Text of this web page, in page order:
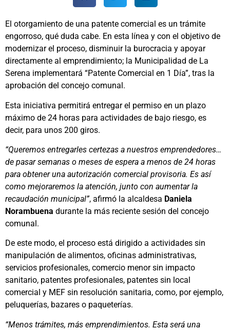
El otorgamiento de una patente comercial es un trámite
engorroso, qué duda cabe. En esta línea y con el objetivo de
modernizar el proceso, disminuir la burocracia y apoyar
directamente al emprendimiento; la Municipalidad de La
Serena implementará “Patente Comercial en 1 Día”, tras la
aprobación del concejo comunal.
Esta iniciativa permitirá entregar el permiso en un plazo
máximo de 24 horas para actividades de bajo riesgo, es
decir, para unos 200 giros.
“Queremos entregarles certezas a nuestros emprendedores…
de pasar semanas o meses de espera a menos de 24 horas
para obtener una autorización comercial provisoria. Es así
como mejoraremos la atención, junto con aumentar la
recaudación municipal”, afirmó la alcaldesa Daniela
Norambuena durante la más reciente sesión del concejo
comunal.
De este modo, el proceso está dirigido a actividades sin
manipulación de alimentos, oficinas administrativas,
servicios profesionales, comercio menor sin impacto
sanitario, patentes profesionales, patentes sin local
comercial y MEF sin resolución sanitaria, como, por ejemplo,
peluquerías, bazares o paqueterías.
“Menos trámites, más emprendimientos. Esta será una